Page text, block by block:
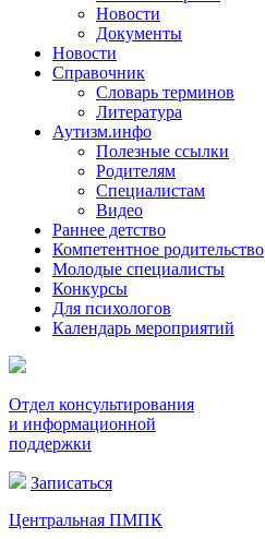
Новости
Документы
Новости
Справочник
Словарь терминов
Литература
Аутизм.инфо
Полезные ссылки
Родителям
Специалистам
Видео
Раннее детство
Компетентное родительство
Молодые специалисты
Конкурсы
Для психологов
Календарь мероприятий
Отдел консультирования
и информационной
поддержки
Записаться
Центральная ПМПК